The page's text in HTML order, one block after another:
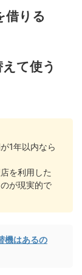
借りる
て使う
1年以内なら
を利用した
が現実的で
機はあるの